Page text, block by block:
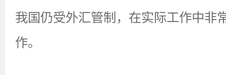
我国仍受外汇管制，在实际工作中非
作。